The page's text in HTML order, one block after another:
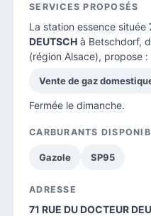
SERVICES PROPOSÉS
La station essence située
DEUTSCH à Betschdorf,
(région Alsace), propose :
Vente de gaz
Fermée le dimanche.
CARBURANTS
Gazole SP95
ADRESSE
71 RUE DU DOCTEUR